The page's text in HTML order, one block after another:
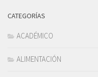
CATEGORÍAS
ACADÉMICO
ALIMENTACIÓN